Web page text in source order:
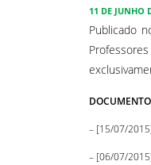
11 DE JUNHO
Publicado
– [15/07/
– [06/07/